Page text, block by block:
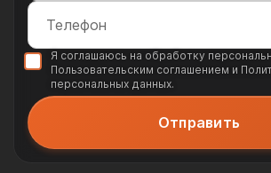
Я соглашаюсь на обработку
Пользовательским соглашением и
персональных данных.